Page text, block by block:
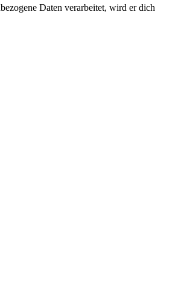
Daten verarbeitet, wird er dich